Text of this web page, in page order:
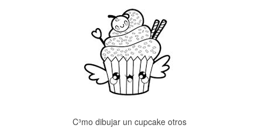
C³mo dibujar un cupcake otros